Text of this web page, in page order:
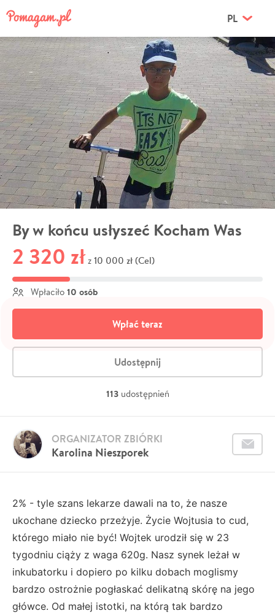
PL
By w końcu usłyszeć Kocham Was
2 320 zł z 10 000 zł (Cel)
Wpłaciło 10 osób
Wpłać teraz
Udostępnij
113 udostępnień
Karolina Nieszporek
ORGANIZATOR ZBIÓRKI
2% - tyle szans lekarze dawali na to, że nasze
ukochane dziecko przeżyje. Życie Wojtusia to cud,
którego miało nie być! Wojtek urodził się w 23
tygodniu ciąży z waga 620g. Nasz synek leżał w
inkubatorku i dopiero po kilku dobach moglismy
bardzo ostrożnie pogłaskać delikatną skórę na jego
główce. Od małej istotki, na którą tak bardzo